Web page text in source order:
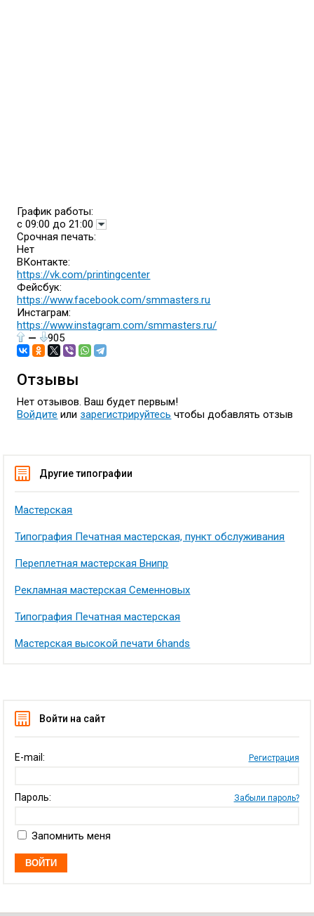
График работы:
с 09:00 до 21:00
Срочная печать:
Нет
ВКонтакте:
https://vk.com/printingcenter
Фейсбук:
https://www.facebook.com/smmasters.ru
Инстаграм:
https://www.instagram.com/smmasters.ru/
—
905
Отзывы
Нет отзывов. Ваш будет первым!
Войдите или зарегистрируйтесь чтобы добавлять отзыв
Другие типографии
Мастерская
Типография Печатная мастерская, пункт обслуживания
Переплетная мастерская Внипр
Рекламная мастерская Семенновых
Типография Печатная мастерская
Мастерская высокой печати 6hands
Войти на сайт
E-mail: Регистрация
Пароль: Забыли пароль?
Запомнить меня